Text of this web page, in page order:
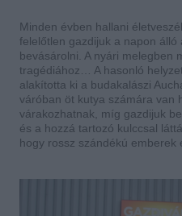
Minden évben hallani
felelőtlen gazdijuk a napon
bevásárolni. A nyári melegben
tragédiához… A hasonló
alakította ki a budakalászi
váróban öt kutya számára van
várakozhatnak, míg gazdijuk
és a hozzá tartozó kulccsal
hogy rossz szándékú emberek